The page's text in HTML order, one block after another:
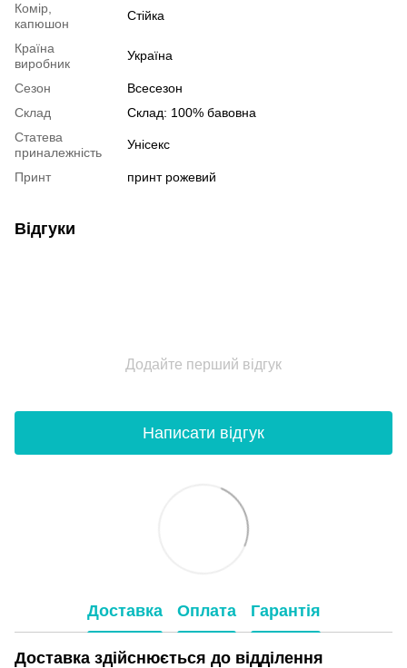
Комір,
капюшон
Стійка
Країна
виробник
Україна
Сезон
Всесезон
Склад
Склад: 100% бавовна
Статева
приналежність
Унісекс
Принт принт рожевий
Відгуки
Додайте перший відгук
Написати відгук
Доставка Оплата Гарантія
Доставка здійснюється до відділення